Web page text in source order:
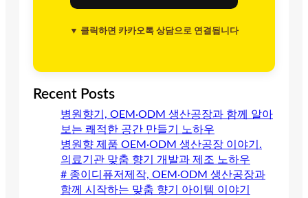
▼ 클릭하면 카카오톡 상담으로 연결됩니다
Recent Posts
병원향기, OEM·ODM 생산공장과 함께 알아
보는 쾌적한 공간 만들기 노하우
병원향 제품 OEM·ODM 생산공장 이야기.
의료기관 맞춤 향기 개발과 제조 노하우
# 종이디퓨저제작, OEM·ODM 생산공장과
함께 시작하는 맞춤 향기 아이템 이야기